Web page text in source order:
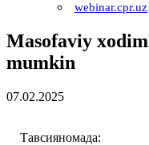
webinar.cpr.uz
Masofaviy
mumkin
07.02.2025
Тавсияномада: